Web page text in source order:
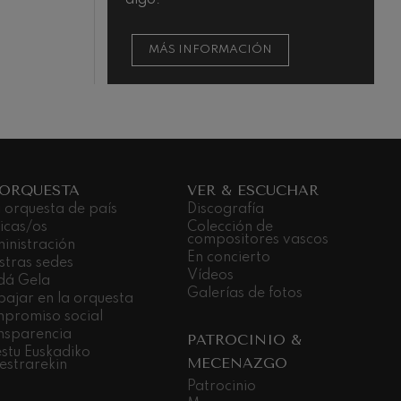
MÁS INFORMACIÓN
orquesta de país
os
sedes
Gela
en la orquesta
social
Euskadiko
VER & ESCUCHAR
Discografía
Colección de
compositores vascos
En concierto
Vídeos
Galerías de fotos
PATROCINIO &
MECENAZGO
Patrocinio